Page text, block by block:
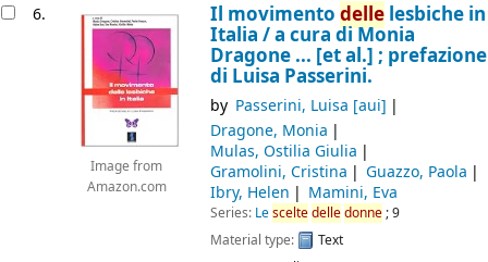
6.
Image from
Amazon.com
Il movimento dellelesbiche in
Italia /a cura di Monia
Dragone ... [et al.] ; prefazione
di Luisa Passerini.
by Passerini, Luisa [aui]
Dragone, Monia
Mulas, Ostilia Giulia
Gramolini, Cristina
Guazzo, Paola
Ibry, Helen
Mamini, Eva
Series: Lesceltedelledonne; 9
Material type:
Text